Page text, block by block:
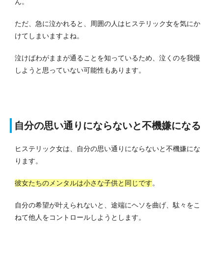
ただ、急に泣かれると、周囲の人はヒステリック女を気にか
けてしまいますよね。
泣けばわがままが通ることを知っているため、泣くのを我慢
しようと思っていない可能性もあります。
自分の思い通りにならないと不機嫌になる
ヒステリック女は、自分の思い通りにならないと不機嫌にな
ります。
彼女たちのメンタルは小さな子供と同じです。
自分の希望が叶えられないと、途端にヘソを曲げ、駄々をこ
ねて他人をコントロールしようとします。